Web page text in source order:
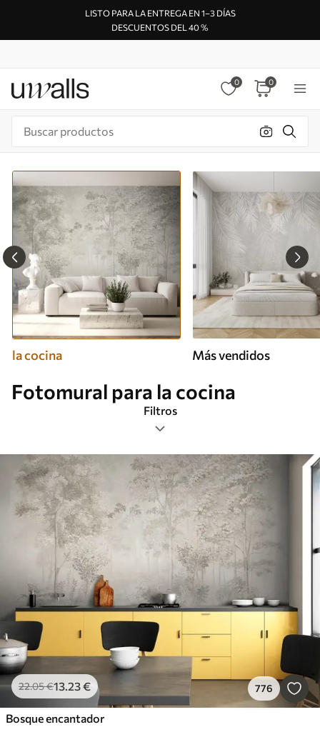
LISTO PARA LA ENTREGA EN 1–3 DÍAS
DESCUENTOS DEL 40 %
0 0
la cocina Más vendidos
Fotomural para la cocina
Filtros
Etiquetas
Formato de imagen
Paleta de colores
Inteligente
Borrar todos los filtros
22.05€13 .23€ 776
Bosque encantador